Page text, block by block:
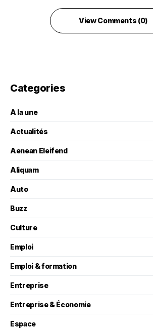
View Comments (0)
Categories
A la une
Actualités
Aenean Eleifend
Aliquam
Auto
Buzz
Culture
Emploi
Emploi & formation
Entreprise
Entreprise & Économie
Espace